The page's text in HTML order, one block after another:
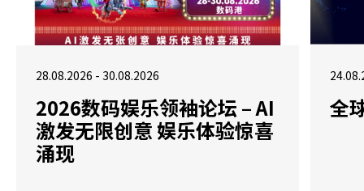
28.08.2026 - 30.08.2026
2026数码娱乐领袖论坛 – AI
激发无限创意 娱乐体验惊喜
涌现
全